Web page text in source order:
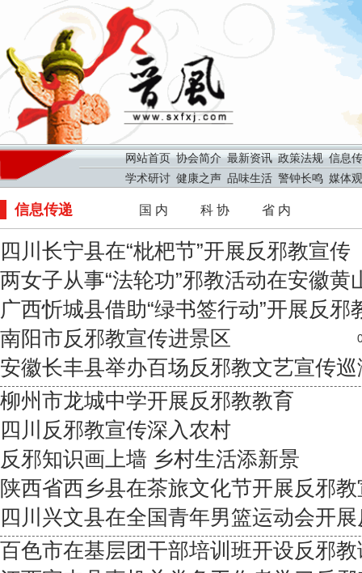
网站首页 协会简介 最新资讯 政策法规 信息
学术研讨 健康之声 品味生活 警钟长鸣 媒体
信息传递 国 内 科 协 省 内
四川长宁县在“枇杷节”开展反邪教宣传
两女子从事“法轮功”邪教活动在安徽黄
广西忻城县借助“绿书签行动”开展反邪
南阳市反邪教宣传进景区
安徽长丰县举办百场反邪教文艺宣传巡
柳州市龙城中学开展反邪教教育
四川反邪教宣传深入农村
反邪知识画上墙 乡村生活添新景
陕西省西乡县在茶旅文化节开展反邪
四川兴文县在全国青年男篮运动会开
百色市在基层团干部培训班开设反邪